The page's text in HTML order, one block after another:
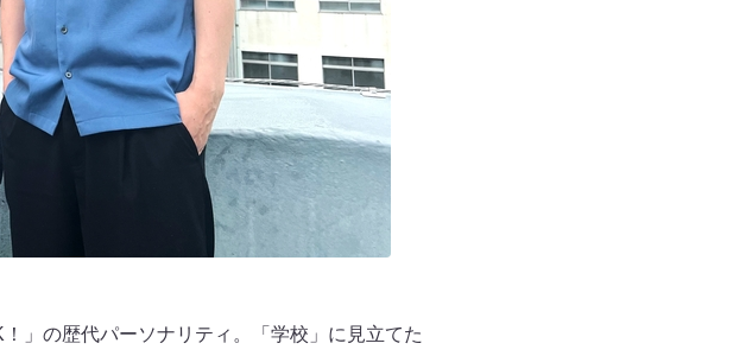
」の歴代パーソナリティ。「学校」に見立てた